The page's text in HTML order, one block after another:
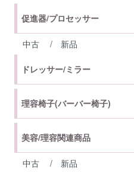
促進器/プロセッサー
中古 / 新品
ドレッサー/ミラー
理容椅子(バーバー椅子)
美容/理容関連商品
中古 / 新品